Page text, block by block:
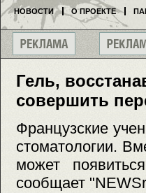
Гель,
совершить
Французские
стоматологии.
может
сообщает
НОВОСТИ О ПРОЕКТЕ